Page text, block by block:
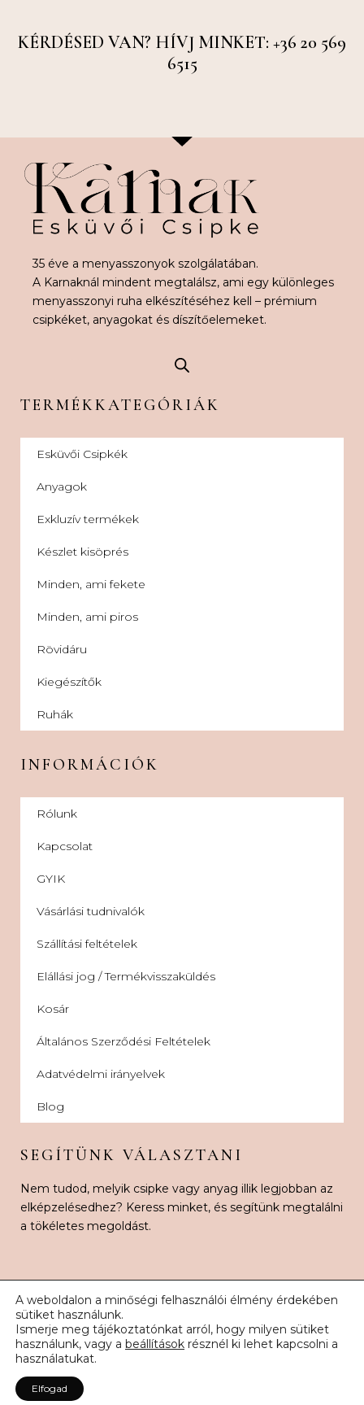
KÉRDÉSED VAN? HÍVJ MINKET: +36 20 569
6515
35 éve a menyasszonyok szolgálatában.
A Karnaknál mindent megtalálsz, ami egy különleges
menyasszonyi ruha elkészítéséhez kell – prémium
csipkéket, anyagokat és díszítőelemeket.
TERMÉKKATEGÓRIÁK
Esküvői Csipkék
Anyagok
Exkluzív termékek
Készlet kisöprés
Minden, ami fekete
Minden, ami piros
Rövidáru
Kiegészítők
Ruhák
INFORMÁCIÓK
Rólunk
Kapcsolat
GYIK
Vásárlási tudnivalók
Szállítási feltételek
Elállási jog / Termékvisszaküldés
Kosár
Általános Szerződési Feltételek
Adatvédelmi irányelvek
Blog
SEGÍTÜNK VÁLASZTANI
Nem tudod, melyik csipke vagy anyag illik legjobban az
elképzelésedhez? Keress minket, és segítünk megtalálni
a tökéletes megoldást.
© 2026 Karnak Esküvői Csipke. Minden jog fenntartva.
A weboldalon a minőségi felhasználói élmény érdekében
sütiket használunk.
Ismerje meg tájékoztatónkat arról, hogy milyen sütiket
használunk, vagy a beállítások résznél ki lehet kapcsolni a
használatukat.
Elfogad